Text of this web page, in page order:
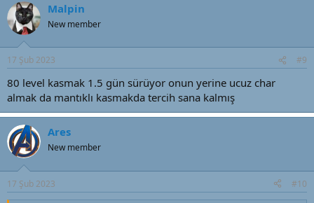
Malpin
New member
17 Şub 2023 #9
80 level kasmak 1.5 gün sürüyor onun yerine ucuz char
almak da mantıklı kasmakda tercih sana kalmış
Ares
New member
17 Şub 2023 #10